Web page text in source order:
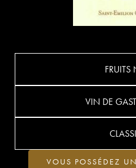
FRUITS
VIN DE
VOUS POSSÉDEZ